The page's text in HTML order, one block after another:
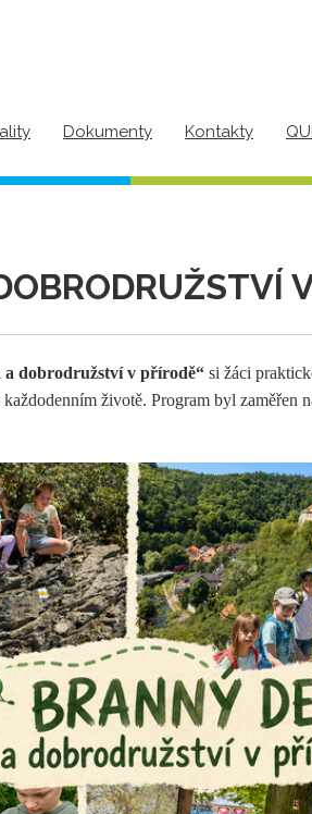
Dokumenty Kontakty
a dobrodružství v přírodě“si žáci
životě. Program byl zaměřen